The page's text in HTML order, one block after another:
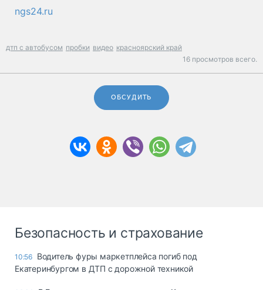
ngs24.ru
дтп с автобусом пробки видео красноярский край
16 просмотров всего.
ОБСУДИТЬ
Безопасность и страхование
10:56 Водитель фуры маркетплейса погиб под
Екатеринбургом в ДТП с дорожной техникой